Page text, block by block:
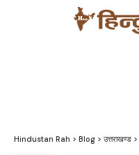
Hindustan Rah > Blog > उत्तराखण्ड >